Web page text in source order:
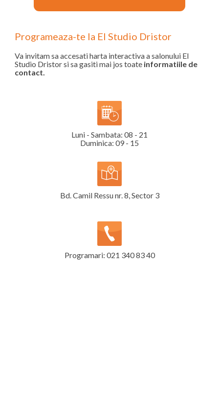
Programeaza-te la El Studio Dristor
Va invitam sa accesati harta interactiva a salonului El
Studio Dristor si sa gasiti mai jos toate informatiile de
contact.
Luni - Sambata: 08 - 21
Duminica: 09 - 15
Bd. Camil Ressu nr. 8, Sector 3
Programari: 021 340 83 40